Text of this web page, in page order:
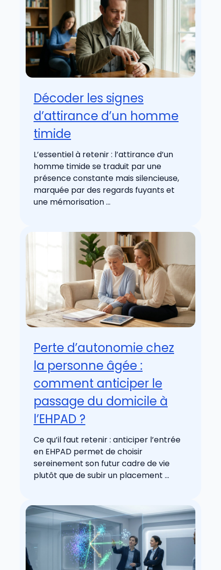
Décoder les signes
d’attirance d’un homme
timide
L’essentiel à retenir : l’attirance d’un
homme timide se traduit par une
présence constante mais silencieuse,
marquée par des regards fuyants et
une mémorisation ...
Perte d’autonomie chez
la personne âgée :
comment anticiper le
passage du domicile à
l’EHPAD ?
Ce qu’il faut retenir : anticiper l’entrée
en EHPAD permet de choisir
sereinement son futur cadre de vie
plutôt que de subir un placement ...